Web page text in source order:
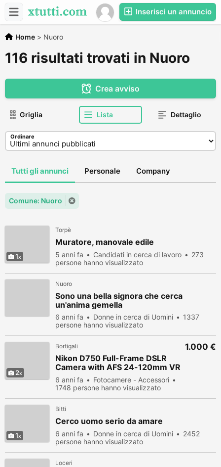
Inserisci un annuncio
Home > Nuoro
116 risultati trovati in Nuoro
Crea avviso
Griglia Lista Dettaglio
Ordinare
Tutti gli annunci Personale Company
Comune: Nuoro
1
Torpè
Muratore, manovale edile
5 anni fa Candidati in cerca di lavoro
273
persone hanno visualizzato
Nuoro
Sono una bella signora che cerca
un'anima gemella
6 anni fa Donne in cerca di Uomini
1337
persone hanno visualizzato
2
Bortigali
Nikon D750 Full-Frame DSLR
Camera with AFS 24-120mm VR
Lens Kit
6 anni fa
Fotocamere - Accessori
1748 persone hanno visualizzato
1.000 €
1
Bitti
Cerco uomo serio da amare
6 anni fa Donne in cerca di Uomini
2452
persone hanno visualizzato
Loceri